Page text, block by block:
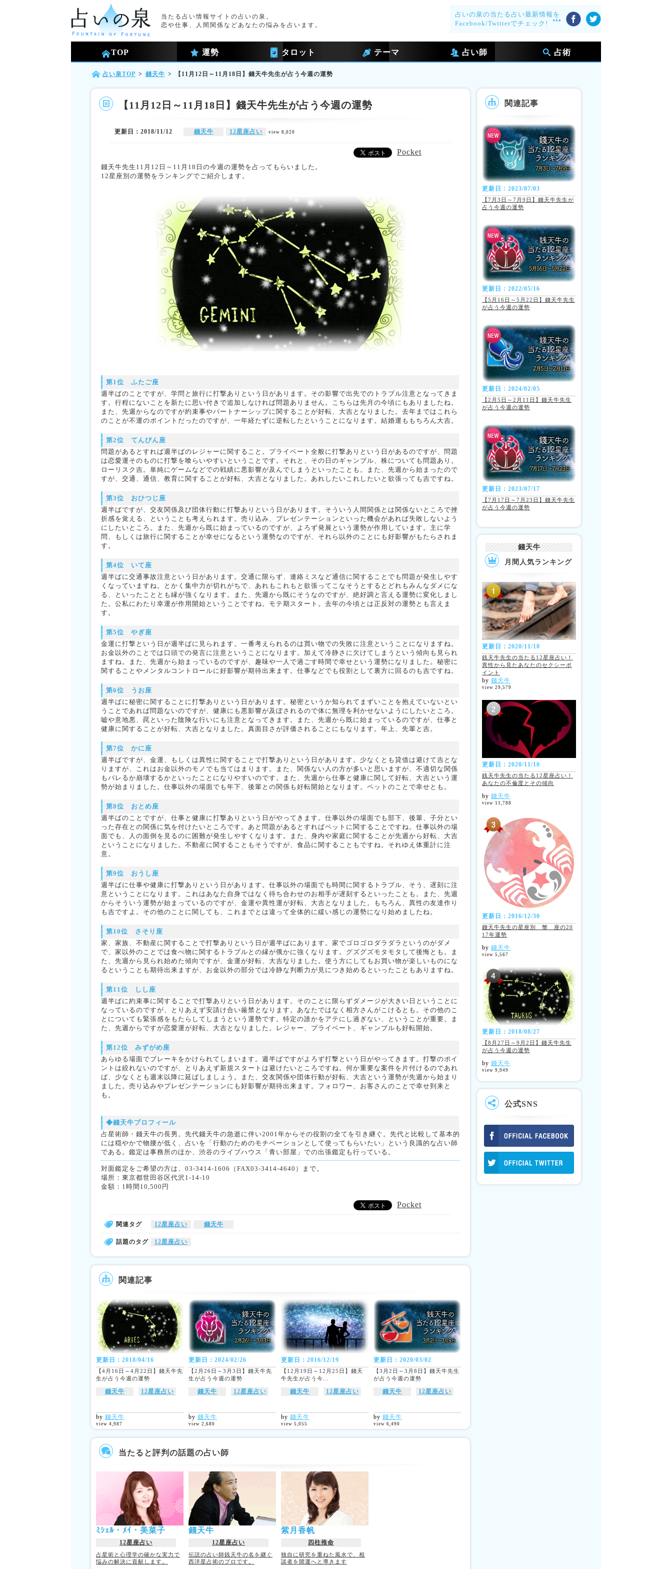
当たる占い情報サイトの占いの泉。
恋や仕事、人間関係などあなたの悩みを占います。
占いの泉の当たる占い最新情報を
Facebook/Twitterでチェック!
TOP 運勢 タロット テーマ 占い師 占術
占い泉TOP > 錢天牛 > 【11月12日～11月18日】錢天牛先生が占う今週の運勢
【11月12日～11月18日】錢天牛先生が占う今週の運勢
更新日：2018/11/12 錢天牛 12星座占い view 8,020
Pocket
錢天牛先生11月12日～11月18日の今週の運勢を占ってもらいました。
12星座別の運勢をランキングでご紹介します。
第1位 ふたご座
週半ばのことですが、学問と旅行に打撃ありという日があります。その影響で出先でのトラブル注意となってきま
す。行程にないことを新たに思い付きで追加しなければ問題ありません。こちらは先月の今頃にもありましたね。
また、先週からなのですが約束事やパートナーシップに関することが好転、大吉となりました。去年まではこれら
のことが不運のポイントだったのですが、一年経たずに逆転したということになります。結婚運ももちろん大吉。
第2位 てんびん座
問題があるとすれば週半ばのレジャーに関すること。プライベート全般に打撃ありという日があるのですが、問題
は恋愛運そのものに打撃を喰らいやすいということです。それと、その日のギャンブル、株についても問題あり。
ローリスク吉。単純にゲームなどでの戦績に悪影響が及んでしまうといったことも。また、先週から始まったので
すが、交通、通信、教育に関することが好転、大吉となりました。あれしたいこれしたいと欲張っても吉ですね。
第3位 おひつじ座
週半ばですが、交友関係及び団体行動に打撃ありという日があります。そういう人間関係とは関係ないところで挫
折感を覚える、ということも考えられます。売り込み、プレゼンテーションといった機会があれば失敗しないよう
にしたいところ。また、先週から既に始まっているのですが、よろず発展という運勢が作用しています。主に学
問、もしくは旅行に関することが幸せになるという運勢なのですが、それら以外のことにも好影響がもたらされま
す。
第4位 いて座
週半ばに交通事故注意という日があります。交通に限らず、連絡ミスなど通信に関することでも問題が発生しやす
くなっていますね。とかく集中力が切れがちで、あれもこれもと欲張ってこなそうとするとどれもみんなダメにな
る、といったこととも縁が強くなります。また、先週から既にそうなのですが、絶好調と言える運勢に変化しまし
た。公私にわたり幸運が作用開始ということですね。モテ期スタート。去年の今頃とは正反対の運勢とも言えま
す。
第5位 やぎ座
金運に打撃という日が週半ばに見られます。一番考えられるのは買い物での失敗に注意ということになりますね。
お金以外のことでは口頭での発言に注意ということになります。加えて冷静さに欠けてしまうという傾向も見られ
ますね。また、先週から始まっているのですが、趣味や一人で過ごす時間で幸せという運勢になりました。秘密に
関することやメンタルコントロールに好影響が期待出来ます。仕事などでも役割として裏方に回るのも吉ですね。
第6位 うお座
週半ばに秘密に関することに打撃ありという日があります。秘密というか知られてまずいことを抱えていないとい
うことであれば問題ないのですが、健康にも悪影響が及ぼされるので体に無理を利かせないようにしたいところ。
嘘や意地悪、罠といった陰険な行いにも注意となってきます。また、先週から既に始まっているのですが、仕事と
健康に関することが好転、大吉となりました。真面目さが評価されることにもなります。年上、先輩と吉。
第7位 かに座
週半ばですが、金運、もしくは異性に関することで打撃ありという日があります。少なくとも貸借は避けて吉とな
りますが、これはお金以外のモノでも当てはまります。また、関係ない人の方が多いと思いますが、不適切な関係
もバレるか崩壊するかといったことになりやすいのです。また、先週から仕事と健康に関して好転、大吉という運
勢が始まりました。仕事以外の場面でも年下、後輩との関係も好転開始となります。ペットのことで幸せとも。
第8位 おとめ座
週半ばのことですが、仕事と健康に打撃ありという日がやってきます。仕事以外の場面でも部下、後輩、子分とい
った存在との関係に気を付けたいところです。あと問題があるとすればペットに関することですね。仕事以外の場
面でも、人の面倒を見るのに困難が発生しやすくなります。また、身内や家庭に関することが先週から好転、大吉
ということになりました。不動産に関することもそうですが、食品に関することもですね。それゆえ体重計に注
意。
第9位 おうし座
週半ばに仕事や健康に打撃ありという日があります。仕事以外の場面でも時間に関するトラブル、そう、遅刻に注
意ということになります。これはあなた自身ではなく待ち合わせのお相手が遅刻するといったことも。また、先週
からそういう運勢が始まっているのですが、金運や異性運が好転、大吉となりました。もちろん、異性の友達作り
も吉ですよ。その他のことに関しても、これまでとは違って全体的に緩い感じの運勢になり始めましたね。
第10位 さそり座
家、家族、不動産に関することで打撃ありという日が週半ばにあります。家でゴロゴロダラダラというのがダメ
で、家以外のことでは食べ物に関するトラブルとの縁が俄かに強くなります。グズグズモタモタして後悔とも。ま
た、先週から見られ始めた傾向ですが、金運が好転、大吉なりました。使う方にしてもお買い物が楽しいものにな
るということも期待出来ますが、お金以外の部分では冷静な判断力が見につき始めるといったこともありますね。
第11位 しし座
週半ばに約束事に関することで打撃ありという日があります。そのことに限らずダメージが大きい日ということに
なっているのですが、とりあえず安請け合い厳禁となります。あなたではなく相方さんがこけるとも。その他のこ
とについても緊張感をもたらしてしまうという運勢です。特定の誰かをアテにし過ぎない、ということが重要。ま
た、先週からですが恋愛運が好転、大吉となりました。レジャー、プライベート、ギャンブルも好転開始。
第12位 みずがめ座
あらゆる場面でブレーキをかけられてしまいます。週半ばですがよろず打撃という日がやってきます。打撃のポイ
ントは絞れないのですが、とりあえず新規スタートは避けたいところですね。何か重要な案件を片付けるのであれ
ば、少なくとも週末以降に延ばしましょう。また、交友関係や団体行動が好転、大吉という運勢が先週から始まり
ました。売り込みやプレゼンテーションにも好影響が期待出来ます。フォロワー、お客さんのことで幸せ到来と
も。
◆錢天牛プロフィール
占星術師・錢天牛の長男。先代錢天牛の急逝に伴い2001年からその役割の全てを引き継ぐ。先代と比較して基本的
には穏やかで物腰が低く、占いを「行動のためのモチベーションとして使ってもらいたい」という良識的な占い師
である。鑑定は事務所のほか、渋谷のライブハウス「青い部屋」での出張鑑定も行っている。
対面鑑定をご希望の方は、03-3414-1606（FAX03-3414-4640）まで。
場所：東京都世田谷区代沢1-14-10
金額：1時間10,500円
Pocket
関連タグ 12星座占い 錢天牛
話題のタグ 12星座占い
関連記事
更新日：2018/04/16
【4月16日～4月22日】錢天牛先
生が占う今週の運勢
錢天牛 12星座占い
by 錢天牛
view 4,987
更新日：2024/02/26
【2月26日～3月3日】錢天牛先
生が占う今週の運勢
錢天牛 12星座占い
by 錢天牛
view 2,680
更新日：2016/12/19
【12月19日～12月25日】錢天
牛先生が占う今...
錢天牛 12星座占い
by 錢天牛
view 5,055
更新日：2020/03/02
【3月2日～3月8日】錢天牛先生
が占う今週の運勢
錢天牛 12星座占い
by 錢天牛
view 6,490
当たると評判の話題の占い師
ﾐｼｪﾙ・ﾒｲ・美菜子
12星座占い
占星術と心理学の確かな実力で
悩みの解決に貢献します。
錢天牛
12星座占い
伝説の占い師銭天牛の名を継ぐ
西洋星占術のプロです。
紫月香帆
四柱推命
独自に研究を重ねた風水で、相
談者を開運へと導きます
関連記事
更新日：2023/07/03
【7月3日～7月9日】錢天牛先生が
占う今週の運勢
更新日：2022/05/16
【5月16日～5月22日】錢天牛先生
が占う今週の運勢
更新日：2024/02/05
【2月5日～2月11日】錢天牛先生
が占う今週の運勢
更新日：2023/07/17
【7月17日～7月23日】錢天牛先生
が占う今週の運勢
錢天牛
月間人気ランキング
更新日：2020/11/10
銭天牛先生の当たる12星座占い！
異性から見たあなたのセクシーポ
イント
by 錢天牛
view 29,579
更新日：2020/11/10
銭天牛先生の当たる12星座占い！
あなたの不倫度とその傾向
by 錢天牛
view 11,788
更新日：2016/12/30
錢天牛先生の星座別 蟹 座の20
17年運勢
by 錢天牛
view 5,567
更新日：2018/08/27
【8月27日～9月2日】錢天牛先生
が占う今週の運勢
by 錢天牛
view 9,949
公式SNS